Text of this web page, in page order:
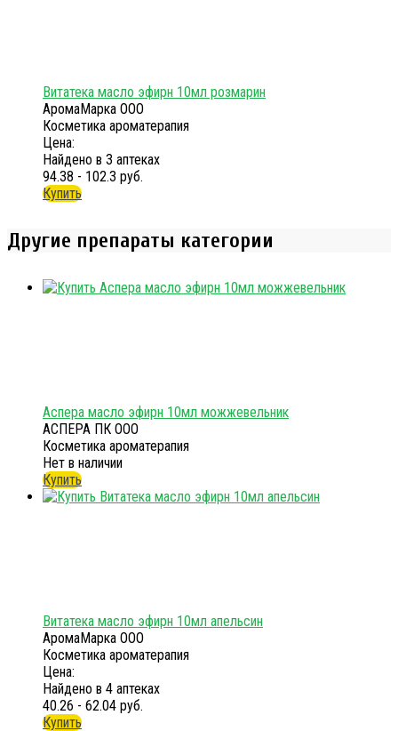
Витатека масло эфирн 10мл розмарин
АромаМарка ООО
Косметика ароматерапия
Цена:
Найдено в 3 аптеках
94.38 - 102.3 руб.
Купить
Другие препараты категории
Аспера масло эфирн 10мл можжевельник
АСПЕРА ПК ООО
Косметика ароматерапия
Нет в наличии
Купить
Витатека масло эфирн 10мл апельсин
АромаМарка ООО
Косметика ароматерапия
Цена:
Найдено в 4 аптеках
40.26 - 62.04 руб.
Купить